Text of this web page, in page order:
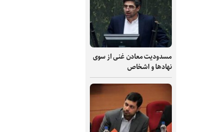
مسدودیت معادن غنی از سوی
نهادها و اشخاص